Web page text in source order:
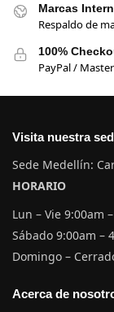
Marcas
Respaldo de
100%
PayPal /
Visita nuestra
Sede Medellín:
HORARIO
Lun – Vie 9:00am
Sábado 9:00am –
Domingo –
Acerca de